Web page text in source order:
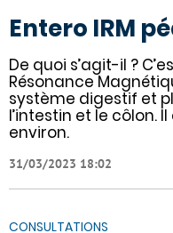
Entero IRM
De quoi s’agit-il ?
Résonance
système digestif et
l’intestin et le côlon.
environ.
31/03/2023 18:02
CONSULTATIONS